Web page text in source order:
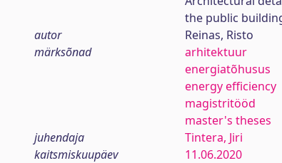
the public
autor
Reinas, Risto
märksõnad
arhitektuur
energiatõhusus
energy efficiency
magistritööd
master's theses
juhendaja
Tintera, Jiri
kaitsmiskuupäev
11.06.2020